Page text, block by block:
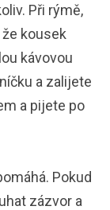
Při rýmě,
kousek
kávovou
a zalijete
a pijete po
Pokud
zázvor a